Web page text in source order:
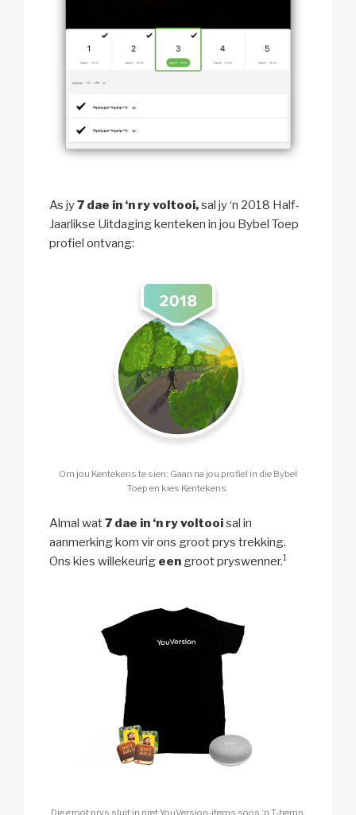
As jy7 dae in ‘n ry voltooi,sal jy ‘n 2018 Half-
Jaarlikse Uitdaging kenteken in jou Bybel Toep
profiel ontvang:
Om jou Kentekens te sien: Gaan na jou profiel in die Bybel
Toep en kies Kentekens.
Almal wat7 dae in ‘n ry voltooisal in
aanmerking kom vir ons groot prys trekking.
Ons kies willekeurig een groot pryswenner.1